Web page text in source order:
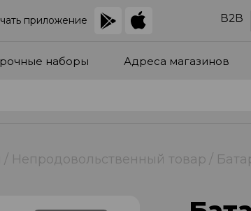
приложение B2B
наборы Адреса магазинов
Непродовольственный товар